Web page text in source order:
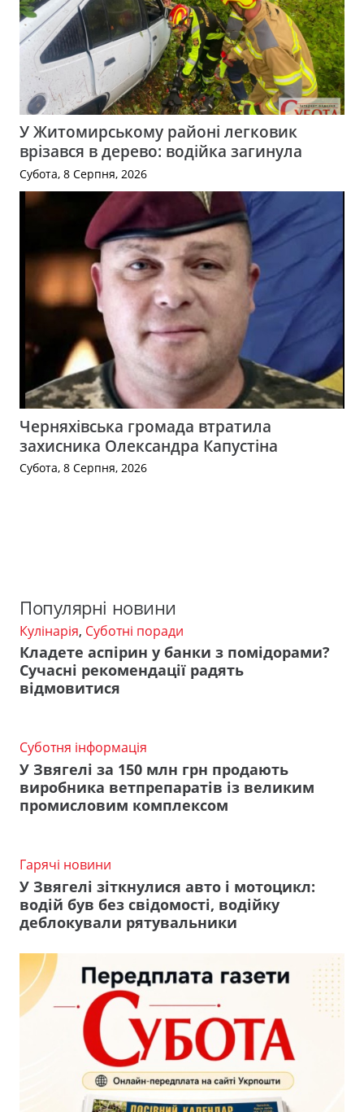
У Житомирському районі легковик
врізався в дерево: водійка загинула
Субота, 8 Серпня, 2026
Черняхівська громада втратила
захисника Олександра Капустіна
Субота, 8 Серпня, 2026
Популярні новини
Кулінарія, Суботні поради
Кладете аспірин у банки з помідорами?
Сучасні рекомендації радять
відмовитися
Суботня інформація
У Звягелі за 150 млн грн продають
виробника ветпрепаратів із великим
промисловим комплексом
Гарячі новини
У Звягелі зіткнулися авто і мотоцикл:
водій був без свідомості, водійку
деблокували рятувальники